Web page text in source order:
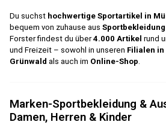
Du suchst hochwertige Sportartikel in
bequem von zuhause aus
Forster findest du über4.000 Artikel rund
und Freizeit – sowohl in unseren Filialen in
Grünwald als auch im Online-Shop
Marken-Sportbekleidung &
Damen, Herren & Kinder